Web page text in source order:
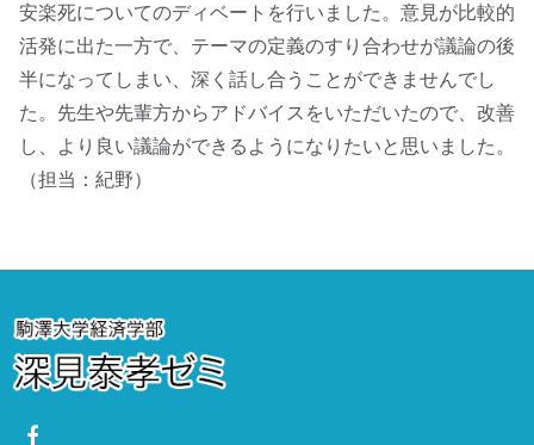
安楽死についてのディベートを行いました。 意見が比較的
活発に出た一方で、 テーマの定義のすり合わせが議論の後
半になってしまい、 深く話し合うことができませんでし
た。 先生や先輩方からアドバイスをいただいたので、改善
し、
より良い議論ができるようになりたいと思いました。
（担当：紀野）